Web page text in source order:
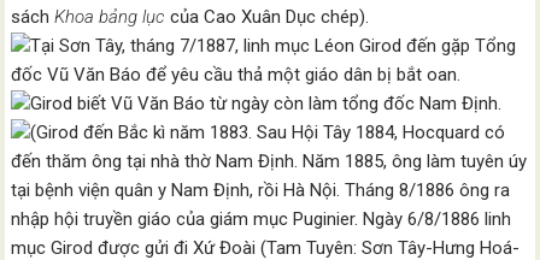
sáchKhoa bảng lục của Cao Xuân Dục chép).
Tại Sơn Tây, tháng 7/1887, linh mục Léon Girod đến gặp Tổng
đốc Vũ Văn Báo để yêu cầu thả một giáo dân bị bắt oan.
Girod biết Vũ Văn Báo từ ngày còn làm tổng đốc Nam Định.
(Girod đến Bắc kì năm 1883. Sau Hội Tây 1884, Hocquard có
đến thăm ông tại nhà thờ Nam Định. Năm 1885, ông làm tuyên úy
tại bệnh viện quân y Nam Định, rồi Hà Nội. Tháng 8/1886 ông ra
nhập hội truyền giáo của giám mục Puginier. Ngày 6/8/1886 linh
mục Girod được gửi đi Xứ Đoài (Tam Tuyên: Sơn Tây-Hưng Hoá-